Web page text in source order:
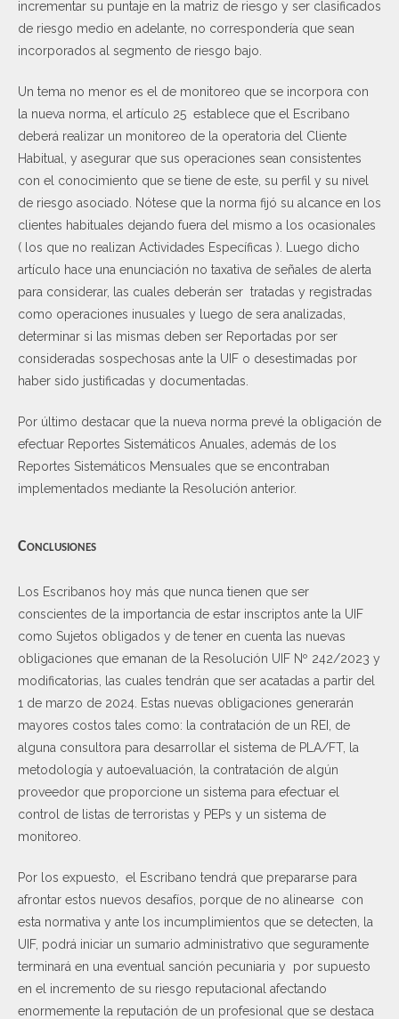
incrementar su puntaje en la matriz de riesgo y ser clasificados
de riesgo medio en adelante, no correspondería que sean
incorporados al segmento de riesgo bajo.
Un tema no menor es el de monitoreo que se incorpora con
la nueva norma, el artículo 25 establece que el Escribano
deberá realizar un monitoreo de la operatoria del Cliente
Habitual, y asegurar que sus operaciones sean consistentes
con el conocimiento que se tiene de este, su perfil y su nivel
de riesgo asociado. Nótese que la norma fijó su alcance en los
clientes habituales dejando fuera del mismo a los ocasionales
( los que no realizan Actividades Específicas ). Luego dicho
artículo hace una enunciación no taxativa de señales de alerta
para considerar, las cuales deberán ser tratadas y registradas
como operaciones inusuales y luego de sera analizadas,
determinar si las mismas deben ser Reportadas por ser
consideradas sospechosas ante la UIF o desestimadas por
haber sido justificadas y documentadas.
Por último destacar que la nueva norma prevé la obligación de
efectuar Reportes Sistemáticos Anuales, además de los
Reportes Sistemáticos Mensuales que se encontraban
implementados mediante la Resolución anterior.
Conclusiones
Los Escribanos hoy más que nunca tienen que ser
conscientes de la importancia de estar inscriptos ante la UIF
como Sujetos obligados y de tener en cuenta las nuevas
obligaciones que emanan de la Resolución UIF Nº 242/2023 y
modificatorias, las cuales tendrán que ser acatadas a partir del
1 de marzo de 2024. Estas nuevas obligaciones generarán
mayores costos tales como: la contratación de un REI, de
alguna consultora para desarrollar el sistema de PLA/FT, la
metodología y autoevaluación, la contratación de algún
proveedor que proporcione un sistema para efectuar el
control de listas de terroristas y PEPs y un sistema de
monitoreo.
Por los expuesto, el Escribano tendrá que prepararse para
afrontar estos nuevos desafíos, porque de no alinearse con
esta normativa y ante los incumplimientos que se detecten, la
UIF, podrá iniciar un sumario administrativo que seguramente
terminará en una eventual sanción pecuniaria y por supuesto
en el incremento de su riesgo reputacional afectando
enormemente la reputación de un profesional que se destaca